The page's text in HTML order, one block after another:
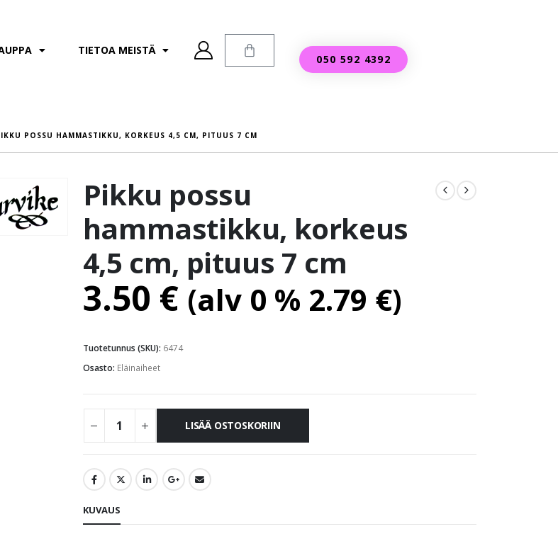
TIETOA MEISTÄ
050 592 4392
POSSU HAMMASTIKKU, KORKEUS 4,5 CM, PITUUS 7 CM
Pikku possu
hammastikku, korkeus
4,5 cm, pituus 7 cm
3.50 € (alv 0 % 2.79 €)
Tuotetunnus (SKU): 6474
Osasto: Eläinaiheet
LISÄÄ OSTOSKORIIN
KUVAUS